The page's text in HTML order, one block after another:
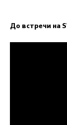
До встречи на